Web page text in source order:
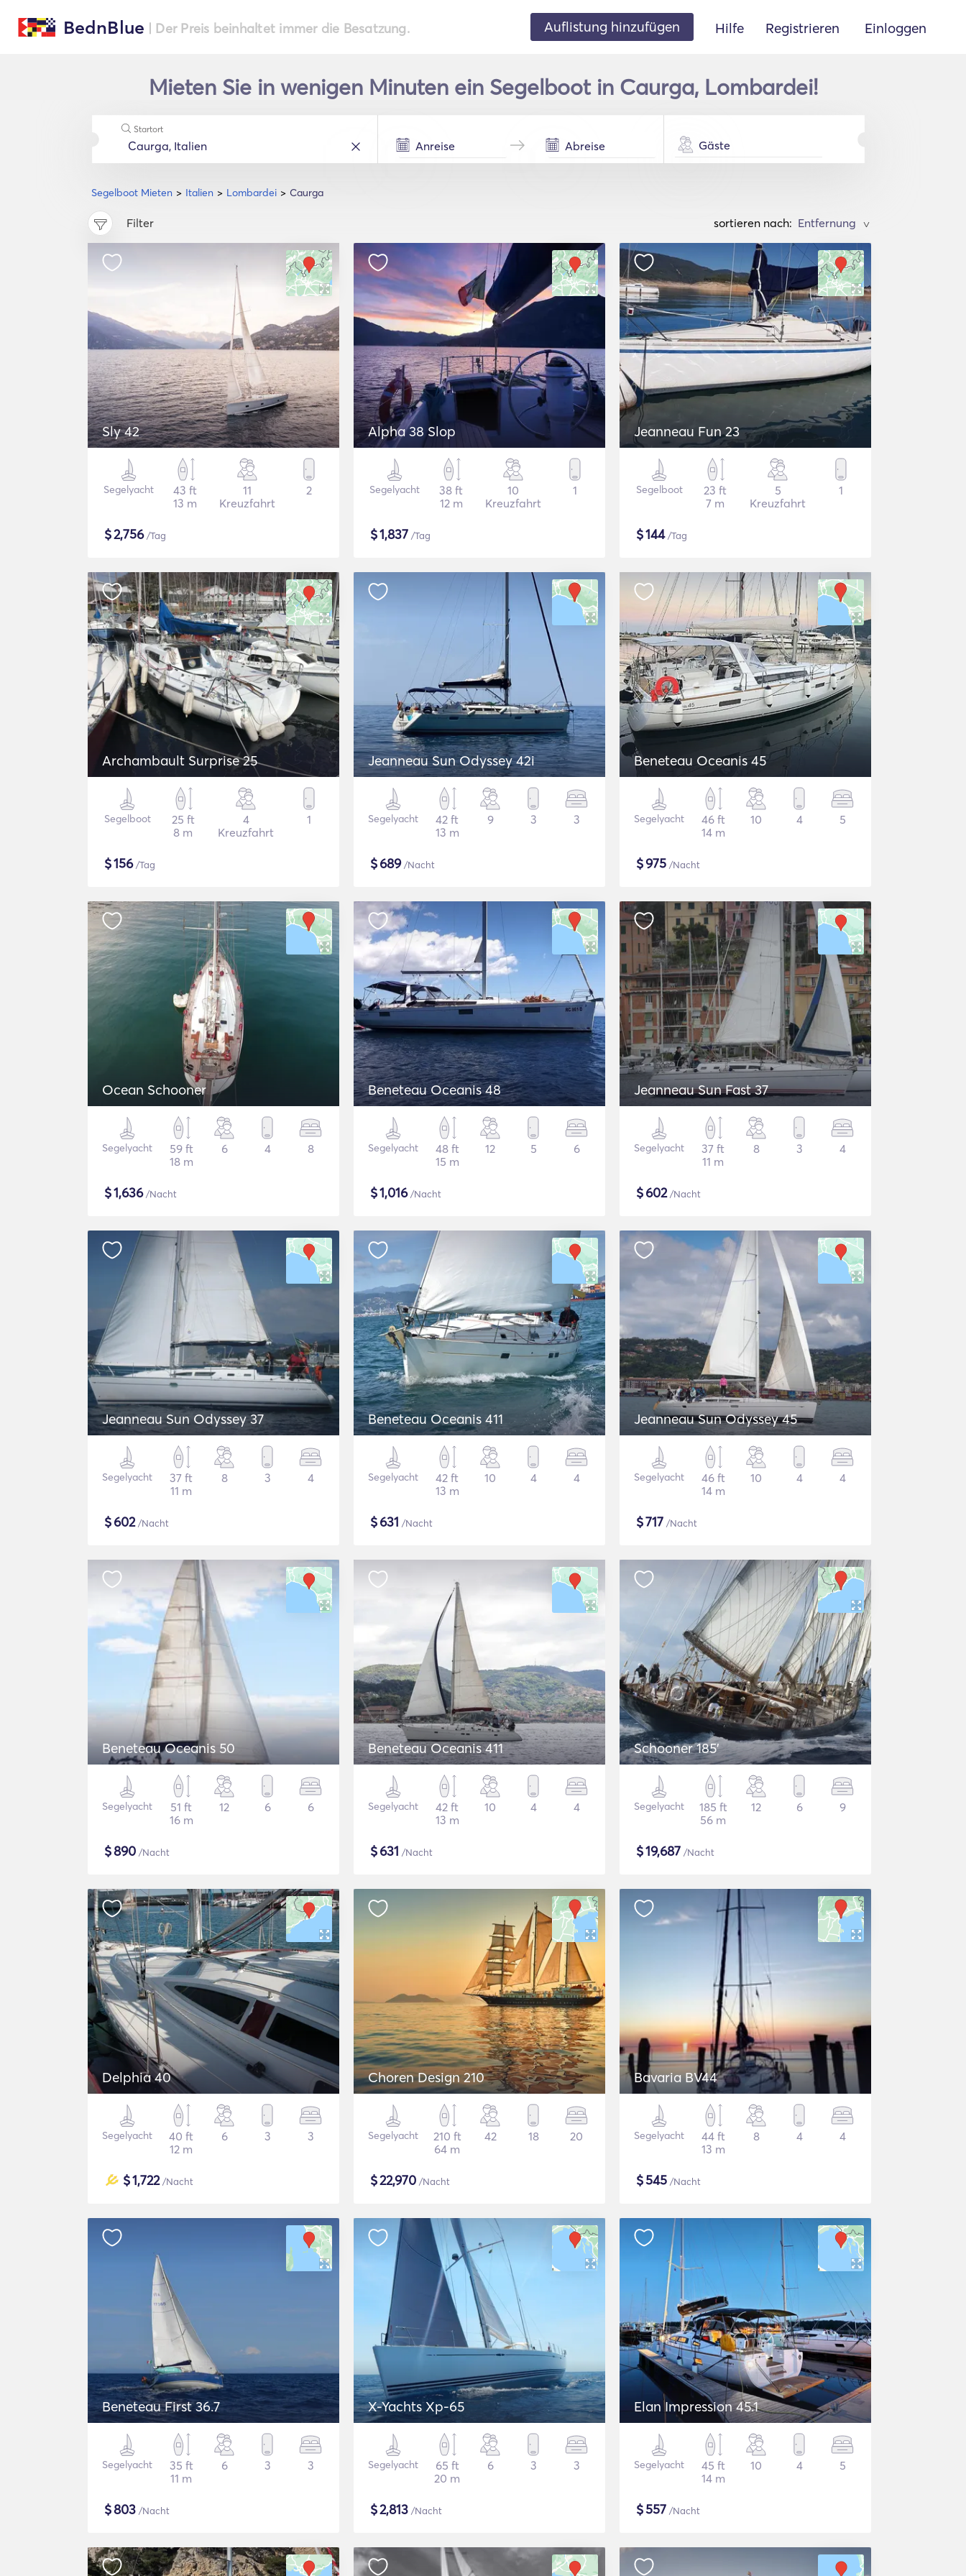
BednBlue | Der Preis beinhaltet immer die Besatzung. Auflistung hinzufügen Hilfe Registrieren Einloggen
Mieten Sie in wenigen Minuten ein Segelboot in Caurga, Lombardei!
Segelboot Mieten Italien Lombardei Caurga
Startort
Gäste
Filter sortieren nach: >
Sly 42
Segelyacht
43 ft
13 m
11
Kreuzfahrt
2
$2,756/Tag
Alpha 38 Slop
Segelyacht
38 ft
12 m
10
Kreuzfahrt
1
$1,837 /Tag
Jeanneau Fun 23
Segelboot
23 ft
7 m
5
Kreuzfahrt
1
$144/Tag
Archambault Surprise 25
Segelboot
25 ft
8 m
4
Kreuzfahrt
1
$156/Tag
Jeanneau Sun Odyssey 42i
Segelyacht
42 ft
13 m
9 3 3
$689/Nacht
Beneteau Oceanis 45
Segelyacht
46 ft
14 m
10 4 5
$975 /Nacht
Ocean Schooner
Segelyacht
59 ft
18 m
6 4 8
$1,636/Nacht
Beneteau Oceanis 48
Segelyacht
48 ft
15 m
12 5 6
$1,016/Nacht
Jeanneau Sun Fast 37
Segelyacht
37 ft
11 m
8 3 4
$602/Nacht
Jeanneau Sun Odyssey 37
Segelyacht
37 ft
11 m
8 3 4
$602/Nacht
Beneteau Oceanis 411
Segelyacht
42 ft
13 m
10 4 4
$631 /Nacht
Jeanneau Sun Odyssey 45
Segelyacht
46 ft
14 m
10 4 4
$717 /Nacht
Beneteau Oceanis 50
Segelyacht
51 ft
16 m
12 6 6
$890 /Nacht
Beneteau Oceanis 411
Segelyacht
42 ft
13 m
10 4 4
$631 /Nacht
Schooner 185'
Segelyacht
185 ft
56 m
12 6 9
$19,687 /Nacht
Delphia 40
Segelyacht
40 ft
12 m
6 3 3
$1,722/Nacht
Choren Design 210
Segelyacht
210 ft
64 m
42 18 20
$22,970 /Nacht
Bavaria BV44
Segelyacht
44 ft
13 m
8 4 4
$545 /Nacht
Beneteau First 36.7
Segelyacht
35 ft
11 m
6 3 3
$803 /Nacht
X-Yachts Xp-65
Segelyacht
65 ft
20 m
6 3 3
$2,813 /Nacht
Elan Impression 45.1
Segelyacht
45 ft
14 m
10 4 5
$557 /Nacht